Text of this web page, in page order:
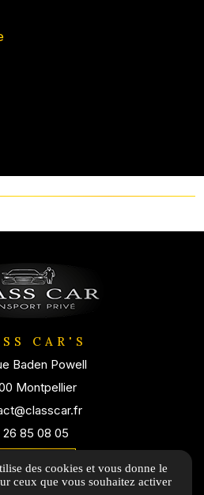
CAR'S
Baden Powell
Montpellier
26 85 08 05
Itinéraire
des cookies et vous donne le
ceux que vous souhaitez activer